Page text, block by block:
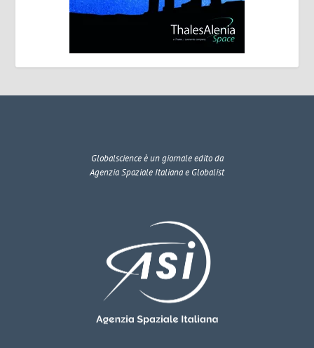
Globalscienceè un giornale edito da
Agenzia Spaziale Italiana e Globalist